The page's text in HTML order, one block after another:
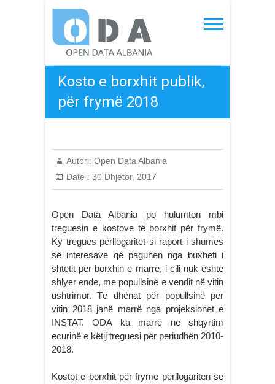
content
Open Data Albania
Kosto e borxhit publik,
për frymë 2018
Autori: Open Data Albania
Date : 30 Dhjetor, 2017
Open Data Albania po hulumton mbi
treguesin e kostove të borxhit për frymë.
Ky tregues përllogaritet si raport i shumës
së interesave që paguhen nga buxheti i
shtetit për borxhin e marrë, i cili nuk është
shlyer ende, me popullsinë e vendit në vitin
ushtrimor. Të dhënat për popullsinë për
vitin 2018 janë marrë nga projeksionet e
INSTAT. ODA ka marrë në shqyrtim
ecurinë e këtij treguesi për periudhën 2010-
2018.
Kostot e borxhit për frymë përllogariten se